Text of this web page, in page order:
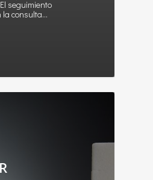
seguimiento
la consulta…